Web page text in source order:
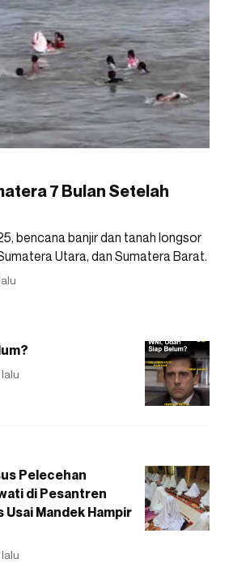
7 Bulan Setelah
bencana banjir dan tanah longsor
Utara, dan Sumatera Barat.
Pelecehan
di Pesantren
Usai Mandek Hampir